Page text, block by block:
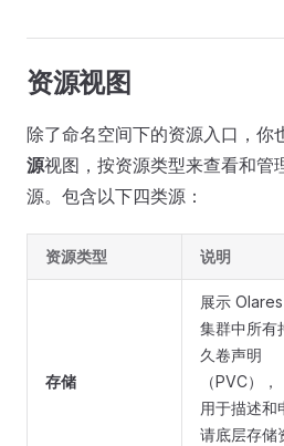
资源视图
除了命名空间下的资源入口，你
源视图，按资源类型来查看和管
源。包含以下四类源：
资源类型 说明
存储
展示 Olares
集群中所有
久卷声明
（PVC），
用于描述和
请底层存储